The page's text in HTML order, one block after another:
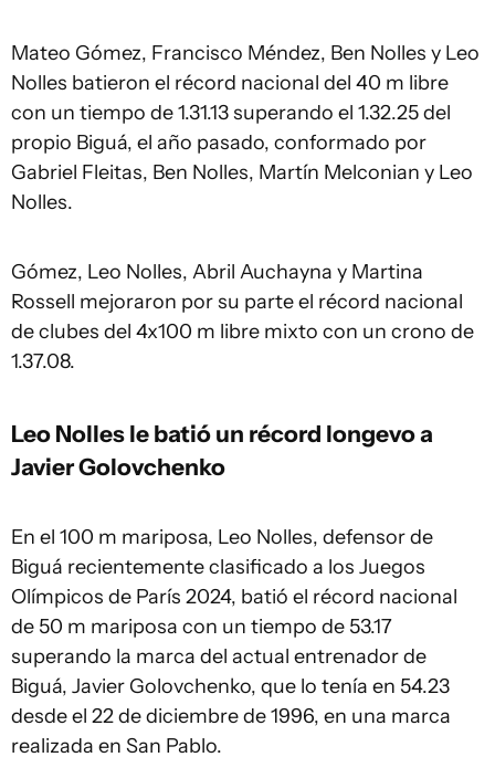
Mateo Gómez, Francisco Méndez, Ben Nolles y Leo
Nolles batieron el récord nacional del 40 m libre
con un tiempo de 1.31.13 superando el 1.32.25 del
propio Biguá, el año pasado, conformado por
Gabriel Fleitas, Ben Nolles, Martín Melconian y Leo
Nolles.
Gómez, Leo Nolles, Abril Auchayna y Martina
Rossell mejoraron por su parte el récord nacional
de clubes del 4x100 m libre mixto con un crono de
1.37.08.
Leo Nolles le batió un récord longevo a
Javier Golovchenko
En el 100 m mariposa, Leo Nolles, defensor de
Biguá recientemente clasificado a los Juegos
Olímpicos de París 2024, batió el récord nacional
de 50 m mariposa con un tiempo de 53.17
superando la marca del actual entrenador de
Biguá, Javier Golovchenko, que lo tenía en 54.23
desde el 22 de diciembre de 1996, en una marca
realizada en San Pablo.